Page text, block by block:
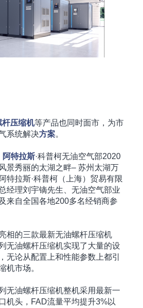
杆压缩机等产品也同时面市，为市
系统解决方案。
阿特拉斯·科普柯无油空气部2020
景秀丽的太湖之畔– 苏州太湖万
特拉斯·科普柯（上海）贸易有限
经理刘宇镝先生、无油空气部业
来自全国各地200多名经销商参
相的三款最新无油螺杆压缩机
无油螺杆压缩机实现了大量的设
无论从配置上和性能参数上都引
机市场。
无油螺杆压缩机整机采用最新一
机头，FAD流量平均提升3%以